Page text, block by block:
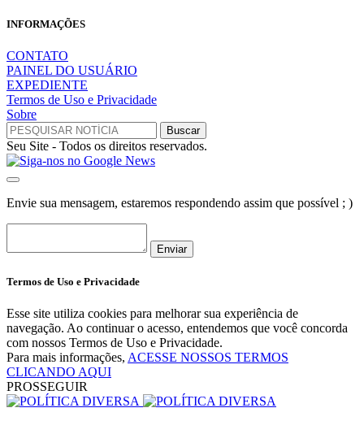
INFORMAÇÕES
CONTATO
PAINEL DO USUÁRIO
EXPEDIENTE
Termos de Uso e Privacidade
Sobre
Seu Site - Todos os direitos reservados.
Envie sua mensagem, estaremos respondendo assim que possível ; )
Enviar
Termos de Uso e Privacidade
Esse site utiliza cookies para melhorar sua experiência de
navegação. Ao continuar o acesso, entendemos que você concorda
com nossos Termos de Uso e Privacidade.
Para mais informações, ACESSE NOSSOS TERMOS
CLICANDO AQUI
PROSSEGUIR